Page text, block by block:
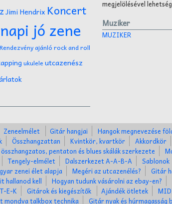
Jimi Hendrix Koncert
napi jó zene
Rendezvény ajánló rock and roll
ukulele utcazenész
megjelölésével
Muziker
MUZIKER
Zeneelmélet Gitár hangjai Hangok megnevezése
Összhangzattan Kvintkör, kvartkör Akkordkör
pentaton és blues skálák szerkezete
Tengely-elmélet Dalszerkezet A-A-B-A Sablonok
zenei élet alapja Megéri az utcazenélés? Gitár
hallanod kell Hogyan tudunk vásárolni az ebay-en?
E-K Gitárok és kiegészítők Ajándék ötletek
mondva talkbox technika Gitár nyak és húrmagasság